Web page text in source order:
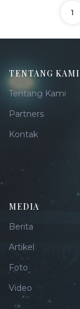
1
TENTANG KAMI
Tentang Kami
Partners
Kontak
MEDIA
Berita
Artikel
Foto
Video